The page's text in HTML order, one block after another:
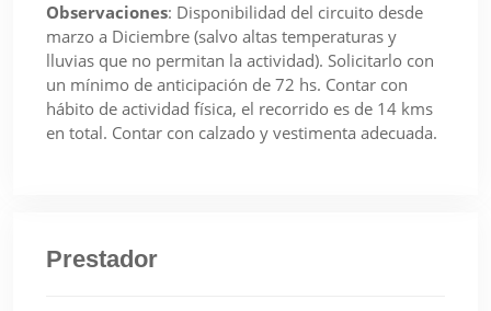
Observaciones: Disponibilidad del circuito desde
marzo a Diciembre (salvo altas temperaturas y
lluvias que no permitan la actividad). Solicitarlo con
un mínimo de anticipación de 72 hs. Contar con
hábito de actividad física, el recorrido es de 14 kms
en total. Contar con calzado y vestimenta adecuada.
Prestador